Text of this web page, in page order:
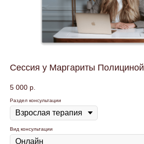
Сессия у Маргариты Полициной
5 000 р.
Раздел консультации
Вид консультации